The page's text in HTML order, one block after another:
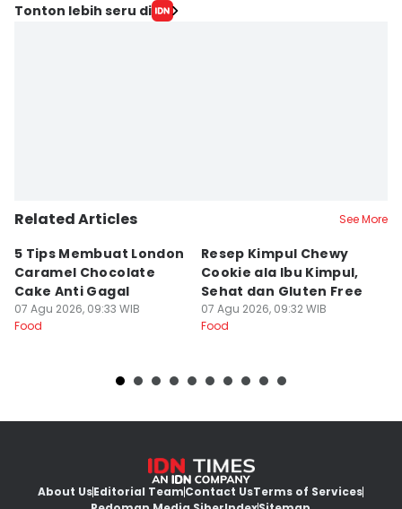
Tonton lebih seru di
Related Articles See More
5 Tips Membuat London
Caramel Chocolate
Cake Anti Gagal
07 Agu 2026, 09:33 WIB
Food
Resep Kimpul Chewy
Cookie ala Ibu Kimpul,
Sehat dan Gluten Free
07 Agu 2026, 09:32 WIB
Food
About UsEditorial TeamContact UsTerms of Services